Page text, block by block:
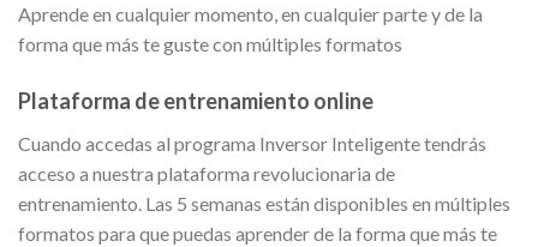
Aprende en cualquier momento, en cualquier parte y de la
forma que más te guste con múltiples formatos
Plataforma de entrenamiento online
Cuando accedas al programa Inversor Inteligente tendrás
acceso a nuestra plataforma revolucionaria de
entrenamiento. Las 5 semanas están disponibles en múltiples
formatos para que puedas aprender de la forma que más te